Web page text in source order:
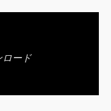
ロード